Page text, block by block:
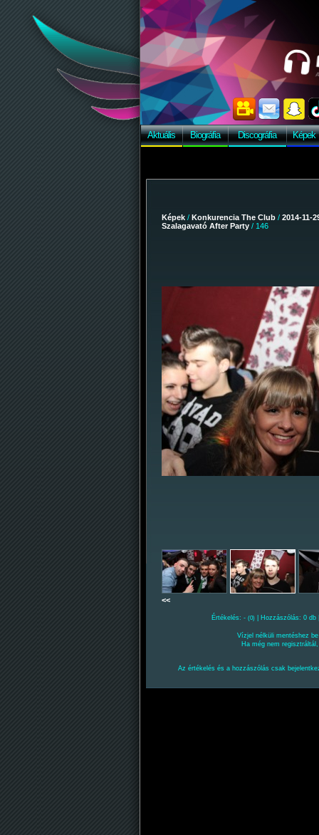
Aktuális Biográfia Discográfia Képek
Képek / Konkurencia The Club / 2014-11-
Szalagavató After Party / 146
<<
Értékelés: - (0) | Hozzászólás: 0
Vízjel nélküli mentéshez
Ha még nem
Az értékelés és a hozzászólás csak